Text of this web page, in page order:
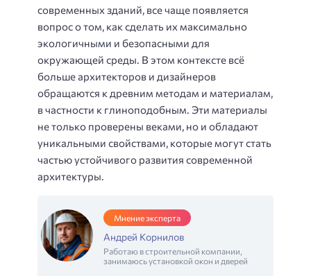
современных зданий, все чаще появляется
вопрос о том, как сделать их максимально
экологичными и безопасными для
окружающей среды. В этом контексте всё
больше архитекторов и дизайнеров
обращаются к древним методам и материалам,
в частности к глиноподобным. Эти материалы
не только проверены веками, но и обладают
уникальными свойствами, которые могут стать
частью устойчивого развития современной
архитектуры.
Мнение эксперта
Андрей Корнилов
Работаю в строительной компании,
занимаюсь установкой окон и дверей